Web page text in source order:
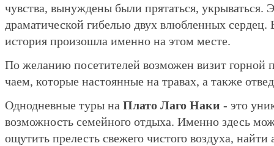
чувства, вынуждены были прятаться, укрываться.
драматической гибелью двух влюбленных сердец.
история произошла именно на этом месте.
По желанию посетителей возможен визит горной
чаем, которые настоянные на травах, а также
Однодневные туры на Плато Лаго Наки - это
возможность семейного отдыха. Именно здесь
ощутить прелесть свежего чистого воздуха, найти